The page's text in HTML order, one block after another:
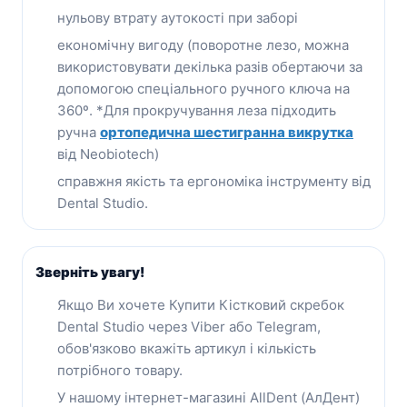
нульову втрату аутокості при заборі
економічну вигоду (поворотне лезо, можна
використовувати декілька разів обертаючи за
допомогою спеціального ручного ключа на
360º. *Для прокручування леза підходить
ручна ортопедична шестигранна викрутка
від Neobiotech)
справжня якість та ергономіка інструменту від
Dental Studio.
Зверніть увагу!
Якщо Ви хочете Купити Кістковий скребок
Dental Studio через Viber або Telegram,
обов'язково вкажіть артикул і кількість
потрібного товару.
У нашому інтернет-магазині AllDent (АлДент)